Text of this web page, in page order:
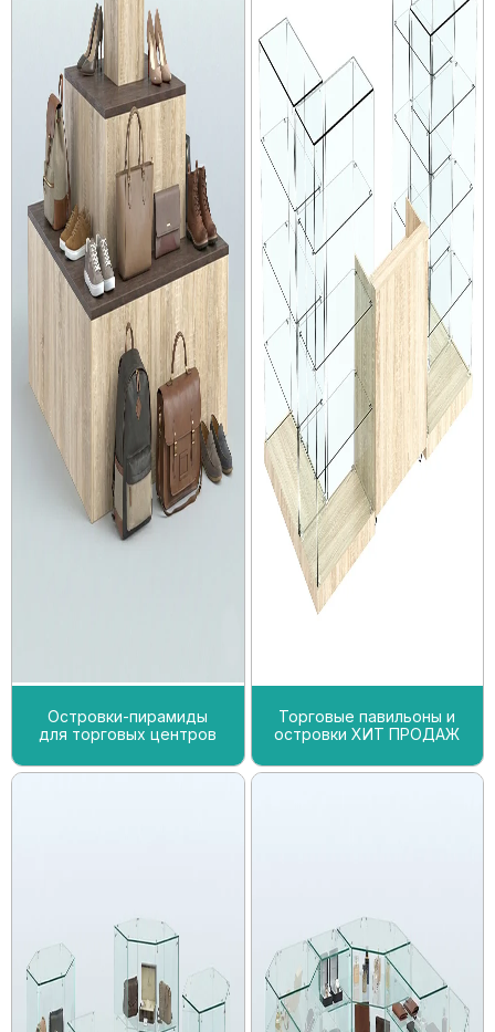
Островки-пирамиды
для торговых центров
Торговые павильоны и
островки ХИТ ПРОДАЖ